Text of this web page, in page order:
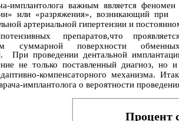
имплантолога важным является феномен
или «разряжения», возникающий при
артериальной гипертензии и
препаратов,что
суммарной поверхности
При проведении дентальной
не только поставленный диагноз, но и
компенсаторного механизма.
имплантолога о вероятности
Процент